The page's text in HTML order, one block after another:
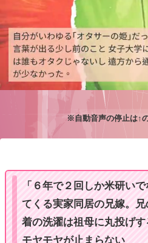
※自動音声の停止は↑
「６年で２回しか米研い
てくる実家同居の兄嫁。
着の洗濯は祖母に丸投げ
モヤモヤが止まらない